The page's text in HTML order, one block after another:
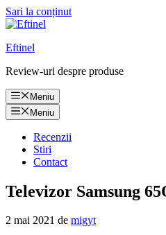
Sari la conținut
Eftinel
Review-uri despre produse
Meniu
Meniu
Recenzii
Stiri
Contact
Televizor Samsung
2 mai 2021 de migyt